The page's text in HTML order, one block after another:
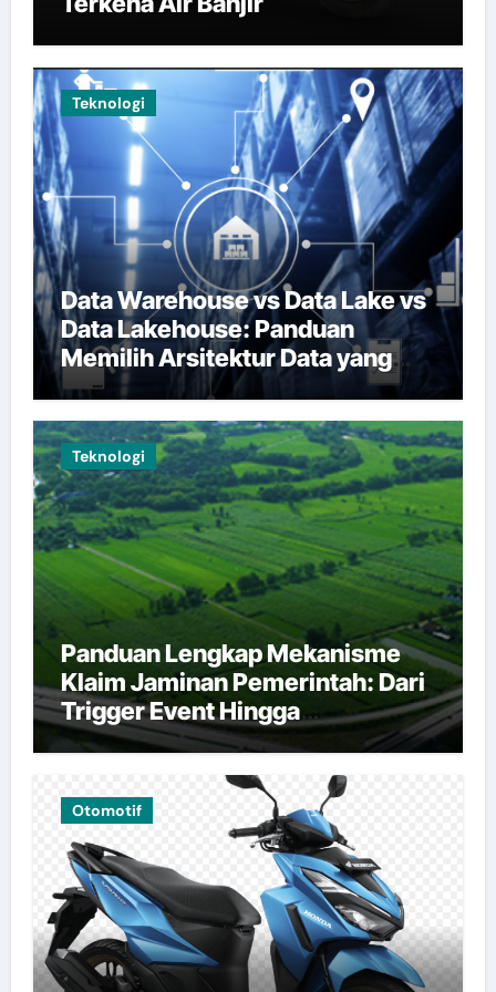
Teknologi
Data Warehouse vs Data Lake vs
Data Lakehouse: Panduan
Memilih Arsitektur Data yang
Tepat
Teknologi
Panduan Lengkap Mekanisme
Klaim Jaminan Pemerintah: Dari
Trigger Event Hingga
Pembayaran
Otomotif